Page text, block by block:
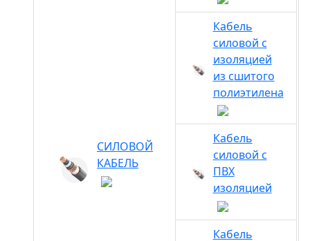
СИЛОВОЙ
КАБЕЛЬ
Кабель
силовой с
изоляцией
из сшитого
полиэтилена
Кабель
силовой с
ПВХ
изоляцией
Кабель